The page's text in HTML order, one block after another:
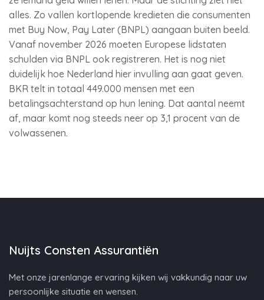
alles. Zo vallen kortlopende kredieten die consumenten
met Buy Now, Pay Later (BNPL) aangaan buiten beeld.
Vanaf november 2026 moeten Europese lidstaten
schulden via BNPL ook registreren. Het is nog niet
duidelijk hoe Nederland hier invulling aan gaat geven.
BKR telt in totaal 449.000 mensen met een
betalingsachterstand op hun lening. Dat aantal neemt
af, maar komt nog steeds neer op 3,1 procent van de
volwassenen.
Nuijts Consten Assurantiën
Met onze jarenlange ervaring kijken wij vakkundig naar uw
persoonlijke situatie en wensen.